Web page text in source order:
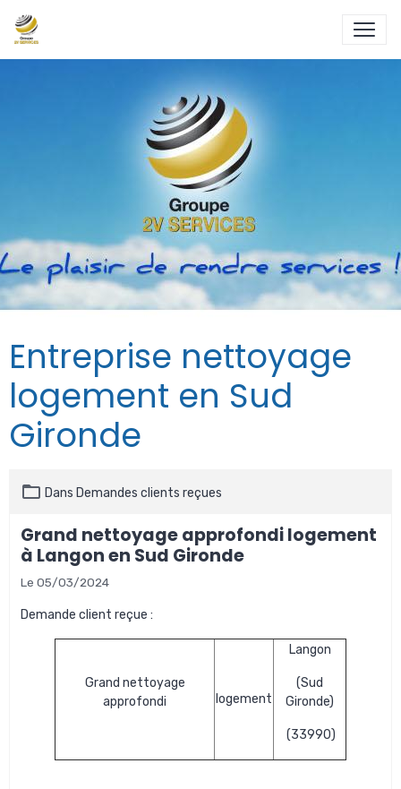
Entreprise nettoyage
logement en Sud
Gironde
Dans Demandes clients reçues
Grand nettoyage approfondi logement
à Langon en Sud Gironde
Le 05/03/2024
Demande client reçue :
Grand nettoyage
approfondi
logement
Langon
(Sud
Gironde)
(33990)